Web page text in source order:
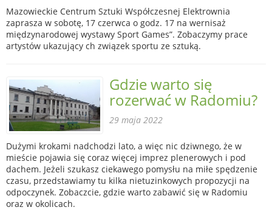
Mazowieckie Centrum Sztuki Współczesnej Elektrownia
zaprasza w sobotę, 17 czerwca o godz. 17 na wernisaż
międzynarodowej wystawy Sport Games”. Zobaczymy prace
artystów ukazujący ch związek sportu ze sztuką.
Gdzie warto się
rozerwać w Radomiu?
29 maja 2022
Dużymi krokami nadchodzi lato, a więc nic dziwnego, że w
mieście pojawia się coraz więcej imprez plenerowych i pod
dachem. Jeżeli szukasz ciekawego pomysłu na miłe spędzenie
czasu, przedstawiamy tu kilka nietuzinkowych propozycji na
odpoczynek. Zobaczcie, gdzie warto zabawić się w Radomiu
oraz w okolicach.